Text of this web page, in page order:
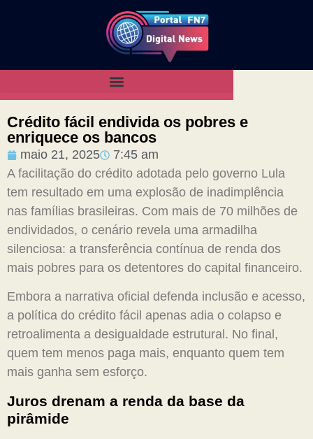
Crédito fácil endivida os pobres e
enriquece os bancos
maio 21, 2025
7:45 am
A facilitação do crédito adotada pelo governo Lula
tem resultado em uma explosão de inadimplência
nas famílias brasileiras. Com mais de 70 milhões de
endividados, o cenário revela uma armadilha
silenciosa: a transferência contínua de renda dos
mais pobres para os detentores do capital financeiro.
Embora a narrativa oficial defenda inclusão e acesso,
a política do crédito fácil apenas adia o colapso e
retroalimenta a desigualdade estrutural. No final,
quem tem menos paga mais, enquanto quem tem
mais ganha sem esforço.
Juros drenam a renda da base da
pirâmide